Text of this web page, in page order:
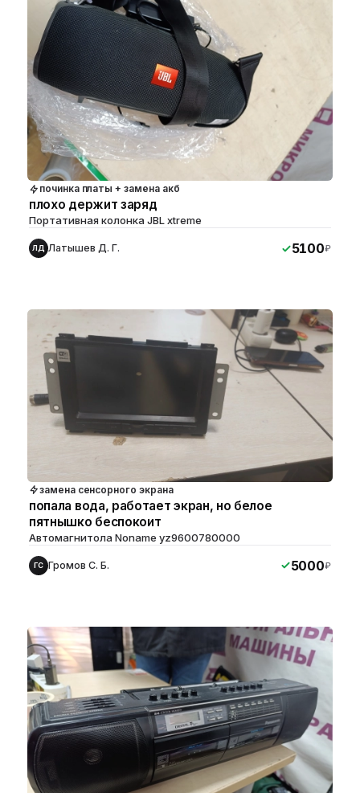
починка платы + замена акб
плохо держит заряд
Портативная колонка JBL xtreme
ЛД Латышев Д. Г. 5100₽
замена сенсорного экрана
попала вода, работает экран, но белое
пятнышко беспокоит
Автомагнитола Noname yz9600780000
ГС Громов С. Б. 5000₽